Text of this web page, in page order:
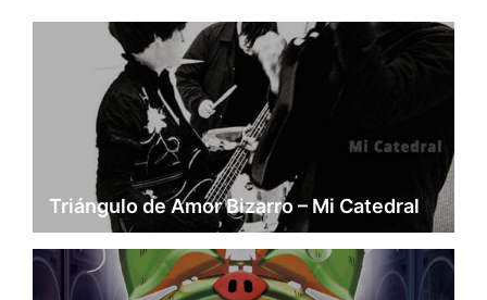
Triángulo de Amor Bizarro – Mi Catedral